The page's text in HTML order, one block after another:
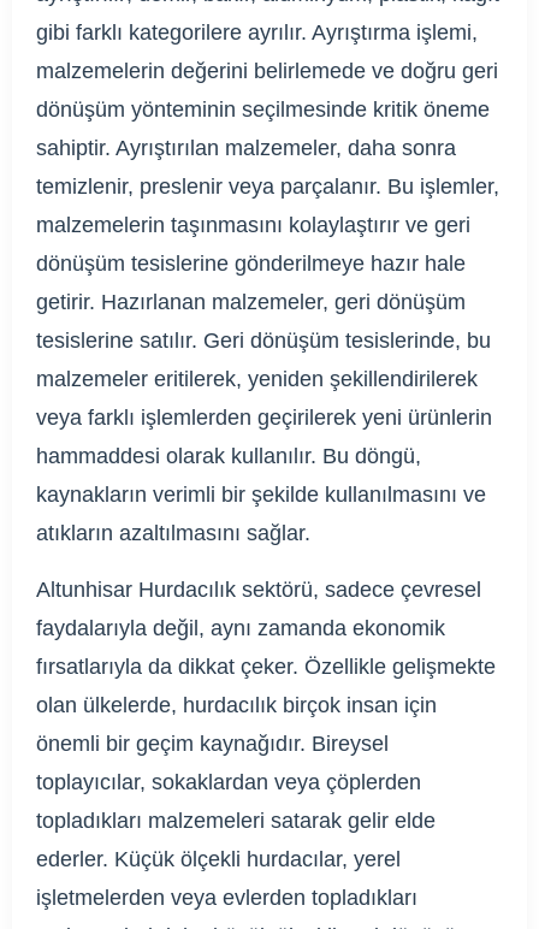
gibi farklı kategorilere ayrılır. Ayrıştırma işlemi,
malzemelerin değerini belirlemede ve doğru geri
dönüşüm yönteminin seçilmesinde kritik öneme
sahiptir. Ayrıştırılan malzemeler, daha sonra
temizlenir, preslenir veya parçalanır. Bu işlemler,
malzemelerin taşınmasını kolaylaştırır ve geri
dönüşüm tesislerine gönderilmeye hazır hale
getirir. Hazırlanan malzemeler, geri dönüşüm
tesislerine satılır. Geri dönüşüm tesislerinde, bu
malzemeler eritilerek, yeniden şekillendirilerek
veya farklı işlemlerden geçirilerek yeni ürünlerin
hammaddesi olarak kullanılır. Bu döngü,
kaynakların verimli bir şekilde kullanılmasını ve
atıkların azaltılmasını sağlar.
Altunhisar Hurdacılık sektörü, sadece çevresel
faydalarıyla değil, aynı zamanda ekonomik
fırsatlarıyla da dikkat çeker. Özellikle gelişmekte
olan ülkelerde, hurdacılık birçok insan için
önemli bir geçim kaynağıdır. Bireysel
toplayıcılar, sokaklardan veya çöplerden
topladıkları malzemeleri satarak gelir elde
ederler. Küçük ölçekli hurdacılar, yerel
işletmelerden veya evlerden topladıkları